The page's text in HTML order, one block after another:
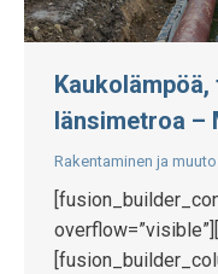
länsimetroa –
Rakentaminen ja